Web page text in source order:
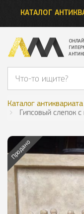
КАТАЛОГ
Каталог антиквариата
Гипсовый слепок с
Продано